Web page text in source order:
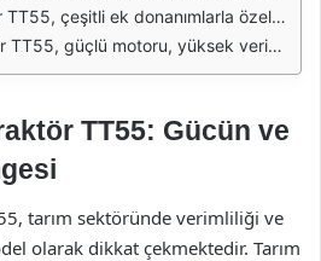
donatarak verimliliklerini artırabilir. Bu esneklik, TT55'in çok yönlü kullanımını mümkün kılar ve çiftçilerin iş süreçlerini daha etkili hale getirir. Böylece, her türlü tarımsal faaliyet için ideal bir çözüm sunar.
öne çıkan bir traktördür. Çiftçilere sunduğu avantajlar sayesinde, tarımsal faaliyetlerini daha verimli hale getirir. TT55, tarımda başarıya ulaşmak isteyenlerin tercih ettiği güvenilir bir iş ortağıdır.
TT55: Gücün ve
tarım sektöründe verimliliği ve
olarak dikkat çekmektedir. Tarım